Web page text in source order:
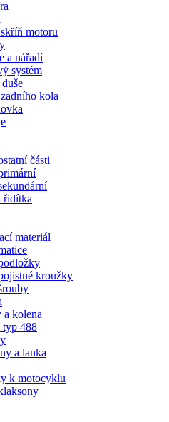
motoru
a nářadí
systém
kola
části
řidítka
materiál
kroužky
kolena
488
a lanka
k motocyklu